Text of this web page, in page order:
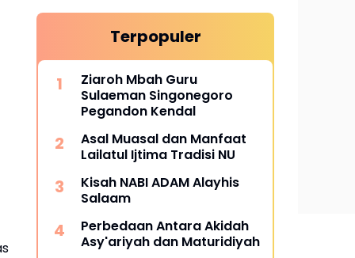
Terpopuler
Ziaroh Mbah Guru
Sulaeman Singonegoro
Pegandon Kendal
Asal Muasal dan Manfaat
Lailatul Ijtima Tradisi NU
Kisah NABI ADAM Alayhis
Salaam
Perbedaan Antara Akidah
Asy'ariyah dan Maturidiyah